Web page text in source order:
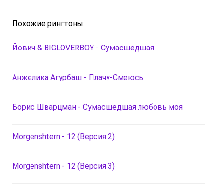
Похожие рингтоны:
Йович & BIGLOVERBOY - Сумасшедшая
Анжелика Агурбаш - Плачу-Cмеюсь
Борис Шварцман - Сумасшедшая любовь моя
Morgenshtern - 12 (Версия 2)
Morgenshtern - 12 (Версия 3)